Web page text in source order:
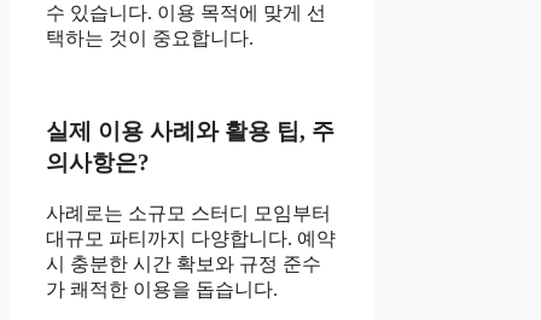
수 있습니다. 이용 목적에 맞게 선
택하는 것이 중요합니다.
실제 이용 사례와 활용 팁, 주
의사항은?
사례로는 소규모 스터디 모임부터
대규모 파티까지 다양합니다. 예약
시 충분한 시간 확보와 규정 준수
가 쾌적한 이용을 돕습니다.